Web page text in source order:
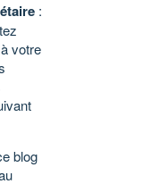
:
votre
blog